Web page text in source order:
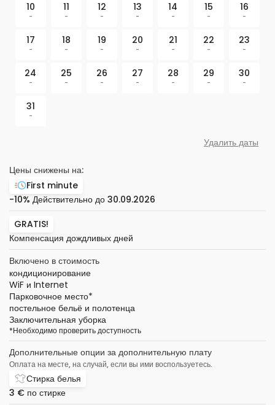
10
-
11
-
12
-
13
-
14
-
15
-
16
-
17
-
18
-
19
-
20
-
21
-
22
-
23
-
24
-
25
-
26
-
27
-
28
-
29
-
30
-
31
-
Удалить даты
Цены снижены на:
First minute
-10% Действительно до 30.09.2026
GRATIS!
Компенсация дождливых дней
Включено в стоимость
кондиционирование
WiF и Internet
Парковочное место*
постельное бельё и полотенца
Заключительная уборка
*Необходимо проверить доступность
Дополнительные опции за дополнительную плату
Оплата на месте, на случай, если вы ими воспользуетесь.
Стирка белья
3 € по стирке